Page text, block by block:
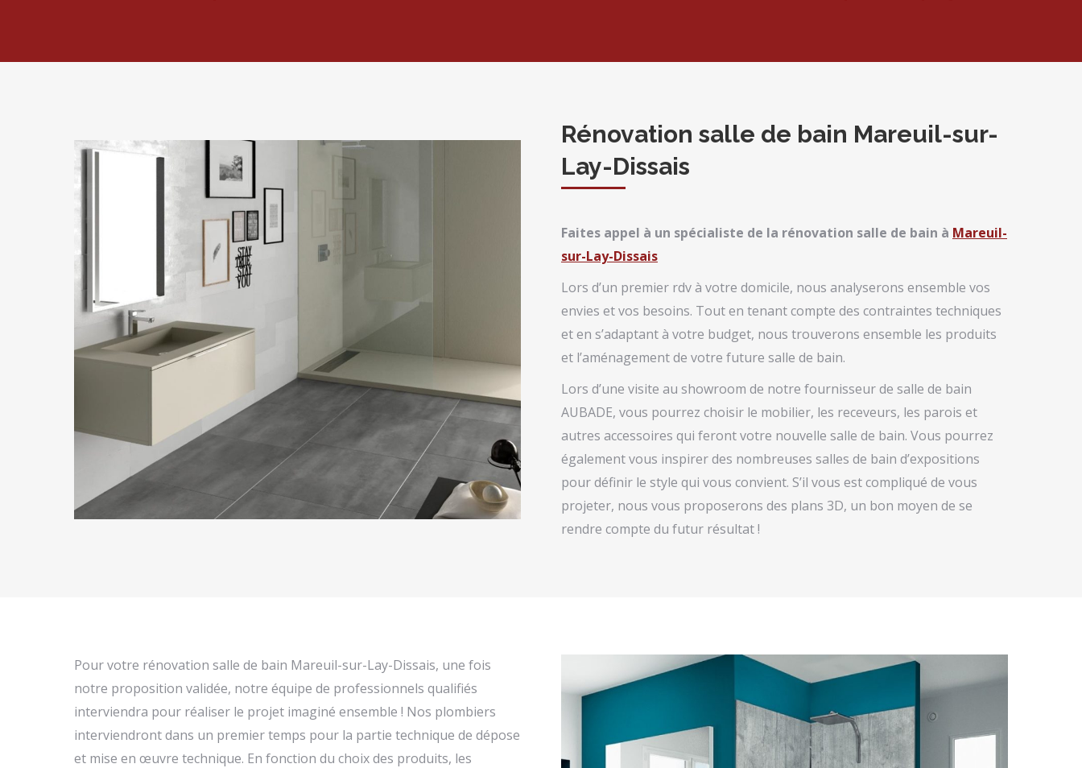
Rénovation salle de bain Mareuil-sur-
Lay-Dissais
Faites appel à un spécialiste de la rénovation salle de bain à Mareuil-
sur-Lay-Dissais
Lors d’un premier rdv à votre domicile, nous analyserons ensemble vos
envies et vos besoins. Tout en tenant compte des contraintes techniques
et en s’adaptant à votre budget, nous trouverons ensemble les produits
et l’aménagement de votre future salle de bain.
Lors d’une visite au showroom de notre fournisseur de salle de bain
AUBADE, vous pourrez choisir le mobilier, les receveurs, les parois et
autres accessoires qui feront votre nouvelle salle de bain. Vous pourrez
également vous inspirer des nombreuses salles de bain d’expositions
pour définir le style qui vous convient. S’il vous est compliqué de vous
projeter, nous vous proposerons des plans 3D, un bon moyen de se
rendre compte du futur résultat !
Pour votre rénovation salle de bain Mareuil-sur-Lay-Dissais, une fois
notre proposition validée, notre équipe de professionnels qualifiés
interviendra pour réaliser le projet imaginé ensemble ! Nos plombiers
interviendront dans un premier temps pour la partie technique de dépose
et mise en œuvre technique. En fonction du choix des produits, les